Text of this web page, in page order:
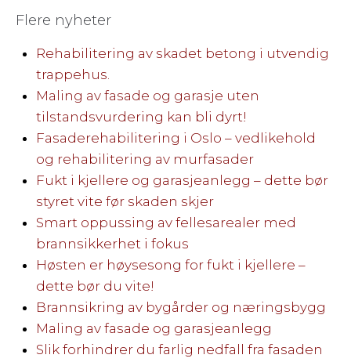
Flere nyheter
Rehabilitering av skadet betong i utvendig
trappehus.
Maling av fasade og garasje uten
tilstandsvurdering kan bli dyrt!
Fasaderehabilitering i Oslo – vedlikehold
og rehabilitering av murfasader
Fukt i kjellere og garasjeanlegg – dette bør
styret vite før skaden skjer
Smart oppussing av fellesarealer med
brannsikkerhet i fokus
Høsten er høysesong for fukt i kjellere –
dette bør du vite!
Brannsikring av bygårder og næringsbygg
Maling av fasade og garasjeanlegg
Slik forhindrer du farlig nedfall fra fasaden